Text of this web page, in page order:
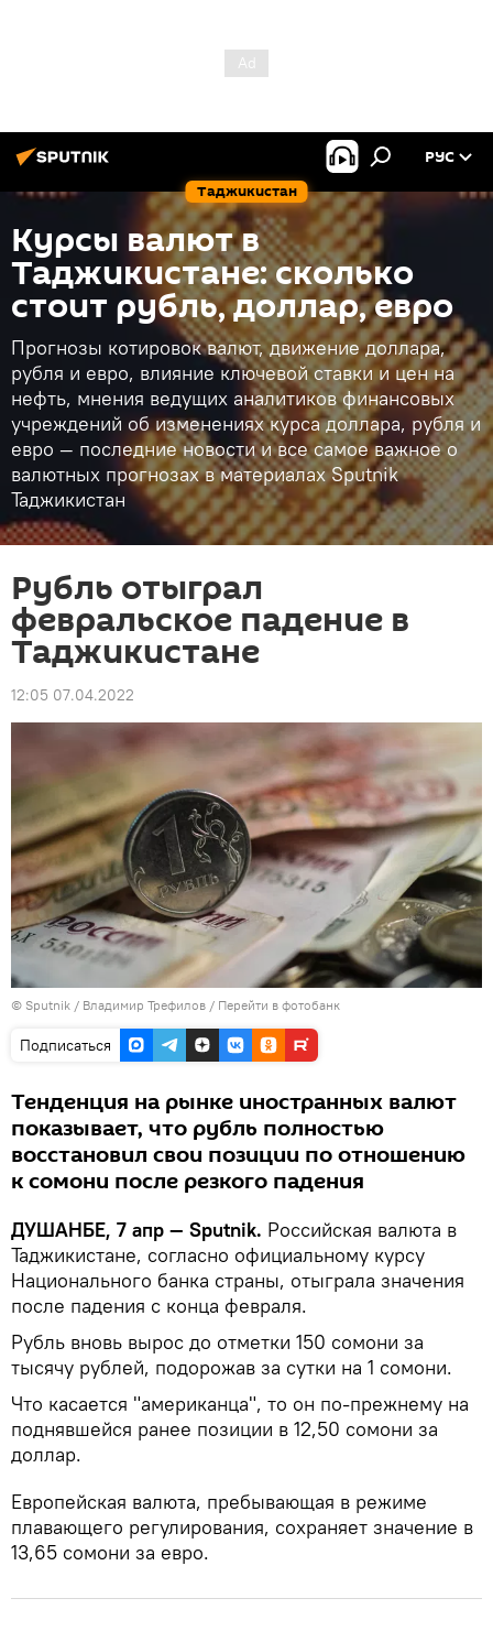
Таджикистан
РУС
Курсы валют в
Таджикистане: сколько
стоит рубль, доллар, евро
Прогнозы котировок валют, движение доллара,
рубля и евро, влияние ключевой ставки и цен на
нефть, мнения ведущих аналитиков финансовых
учреждений об изменениях курса доллара, рубля и
евро — последние новости и все самое важное о
валютных прогнозах в материалах Sputnik
Таджикистан
Рубль отыграл
февральское падение в
Таджикистане
12:05 07.04.2022
© Sputnik / Владимир Трефилов / Перейти в фотобанк
Подписаться
Тенденция на рынке иностранных валют
показывает, что рубль полностью
восстановил свои позиции по отношению
к сомони после резкого падения
ДУШАНБЕ, 7 апр — Sputnik. Российская валюта в
Таджикистане, согласно официальному курсу
Национального банка страны, отыграла значения
после падения с конца февраля.
Рубль вновь вырос до отметки 150 сомони за
тысячу рублей, подорожав за сутки на 1 сомони.
Что касается "американца", то он по-прежнему на
поднявшейся ранее позиции в 12,50 сомони за
доллар.
Европейская валюта, пребывающая в режиме
плавающего регулирования, сохраняет значение в
13,65 сомони за евро.